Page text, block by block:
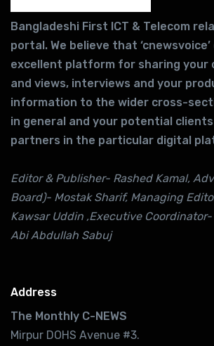
Bangladeshi First ICT & Telecom
portal. We believe that ‘cnewsvoice’
excellent platform for sharing your
and views, interviews and your
information to the wider cross-
in general and your potential
partners in the particular digital
Editor & Publisher- Rashed Kamal,
Board)- Mostak Sharif, Managing
Kawsar Uddin ,Executive Coordinator-
Abi Abdullah Sabuj
Address
The Monthly C-NEWS
Mirpur DOHS Avenue #3.